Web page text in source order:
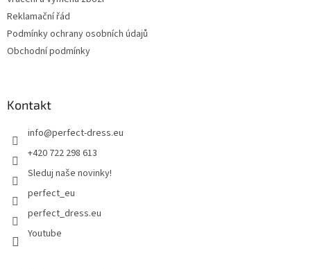
Reklamační řád
Podmínky ochrany osobních údajů
Obchodní podmínky
Kontakt
info@perfect-dress.eu
+420 722 298 613
Sleduj naše novinky!
perfect_eu
perfect_dress.eu
Youtube